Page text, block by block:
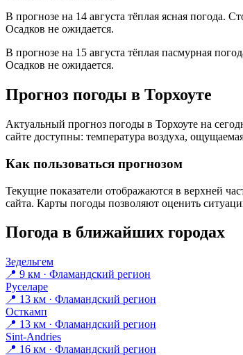
В прогнозе на 14 августа тёплая ясная погода.
Осадков не ожидается.
В прогнозе на 15 августа тёплая пасмурная
Осадков не ожидается.
Прогноз погоды в Торхоуте
Актуальный прогноз погоды в Торхоуте на
сайте доступны: температура воздуха,
Как пользоваться прогнозом
Текущие показатели отображаются в верхней
сайта. Карты погоды позволяют оценить
Погода в ближайших городах
Зедельгем
📍 9 км · Фламандский регион
Руселаре
📍 13 км · Фламандский регион
Осткамп
📍 13 км · Фламандский регион
Sint-Andries
📍 16 км · Фламандский регион